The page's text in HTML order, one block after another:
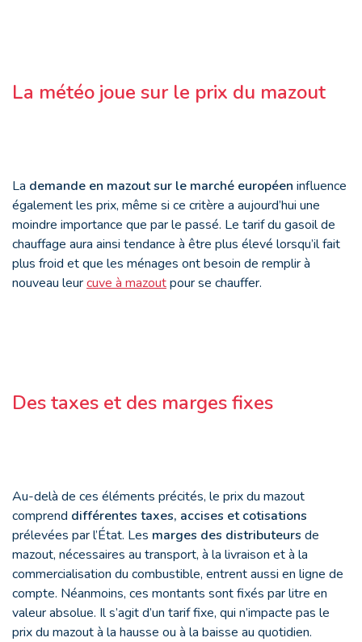
La météo joue sur le prix du mazout
La demande en mazout sur le marché européen influence
également les prix, même si ce critère a aujourd’hui une
moindre importance que par le passé. Le tarif du gasoil de
chauffage aura ainsi tendance à être plus élevé lorsqu’il fait
plus froid et que les ménages ont besoin de remplir à
nouveau leurcuve à mazoutpour se chauffer.
Des taxes et des marges fixes
Au-delà de ces éléments précités, le prix du mazout
comprend différentes taxes, accises et cotisations
prélevées par l’État. Les marges des distributeurs de
mazout, nécessaires au transport, à la livraison et à la
commercialisation du combustible, entrent aussi en ligne de
compte. Néanmoins, ces montants sont fixés par litre en
valeur absolue. Il s’agit d’un tarif fixe, qui n’impacte pas le
prix du mazout à la hausse ou à la baisse au quotidien.